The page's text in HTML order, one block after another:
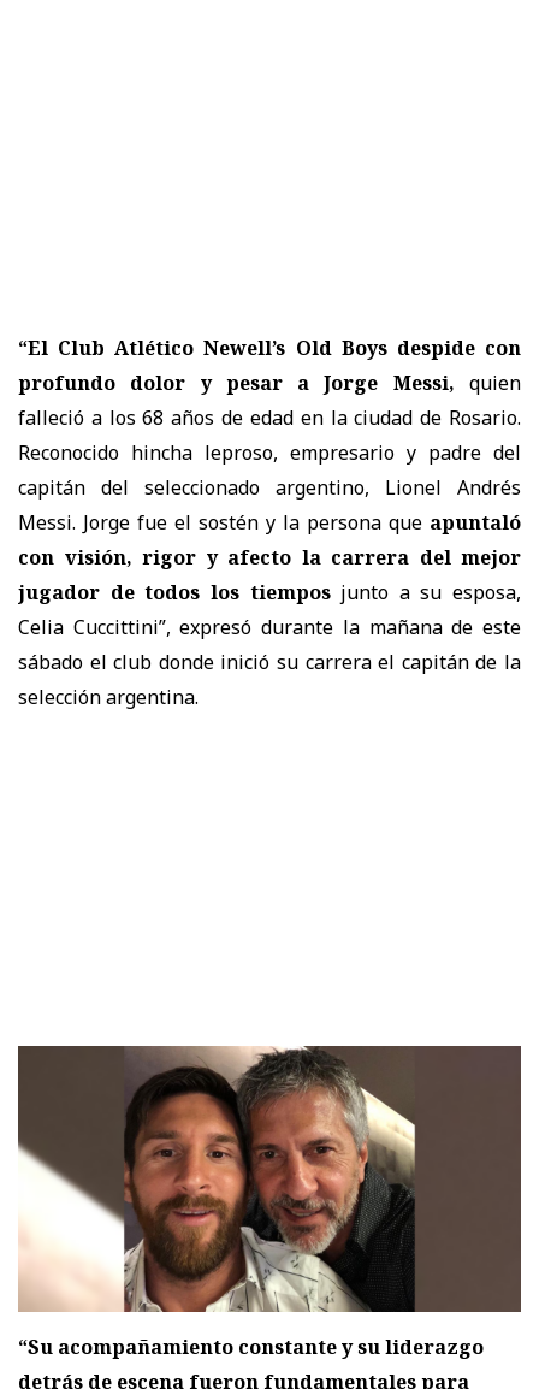
“El Club Atlético Newell’s Old Boys despide con
profundo dolor y pesar a Jorge Messi, quien
falleció a los 68 años de edad en la ciudad de Rosario.
Reconocido hincha leproso, empresario y padre del
capitán del seleccionado argentino, Lionel Andrés
Messi. Jorge fue el sostén y la persona que apuntaló
con visión, rigor y afecto la carrera del mejor
jugador de todos los tiemposjunto a su esposa,
Celia Cuccittini”, expresó durante la mañana de este
sábado el club donde inició su carrera el capitán de la
selección argentina.
“Su acompañamiento constante y su liderazgo
detrás de escena fueron fundamentales para